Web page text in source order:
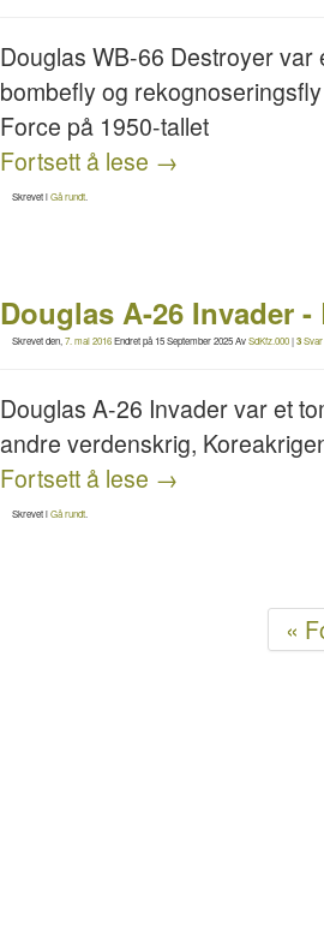
Douglas WB-66 Destroyer
bombefly og
Force på 1950-tallet
Fortsett å lese →
Skrevet iGå rundt
Douglas A-26 Invader
Skrevet den, 7. mai 2016Endret på 15 September 2025AvSdKfz.000|3Svar
Douglas A-26 Invader var et
andre verdenskrig,
Fortsett å lese →
Skrevet iGå rundt
«